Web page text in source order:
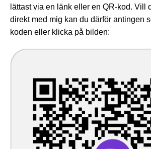
lättast via en länk eller en QR-kod. Vill
direkt med mig kan du därför antingen
koden eller klicka på bilden: